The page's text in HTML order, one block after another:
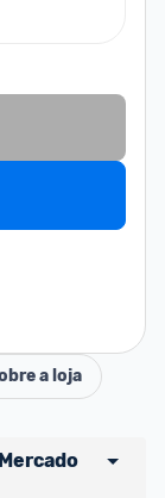
a loja